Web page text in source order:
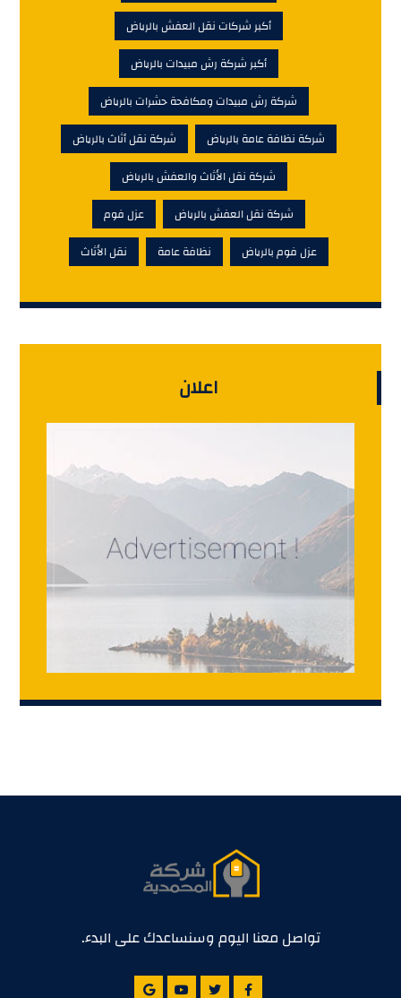
أكبر شركات نقل العفش بالرياض
أكبر شركة رش مبيدات بالرياض
شركة رش مبيدات ومكافحة حشرات بالرياض
شركة نظافة عامة بالرياض
شركة نقل أثاث بالرياض
شركة نقل الأثاث والعفش بالرياض
شركة نقل العفش بالرياض
عزل فوم
عزل فوم بالرياض
نظافة عامة نقل الأثاث
اعلان
تواصل معنا اليوم وسنساعدك على البدء.